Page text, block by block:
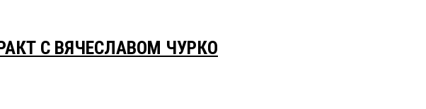
С ВЯЧЕСЛАВОМ ЧУРКО